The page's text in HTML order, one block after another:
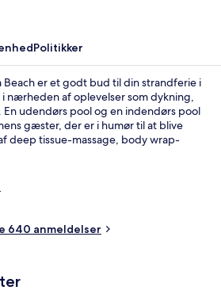
Politikker
Beach er et godt bud til din strandferie i
nærheden af oplevelser som dykning,
udendørs pool og en indendørs pool
gæster, der er i humør til at blive
deep tissue-massage, body wrap-
drinks i stedets bar. En tagterrasse,
er andre højdepunkter.
personale får rigtig gode
640 anmeldelser